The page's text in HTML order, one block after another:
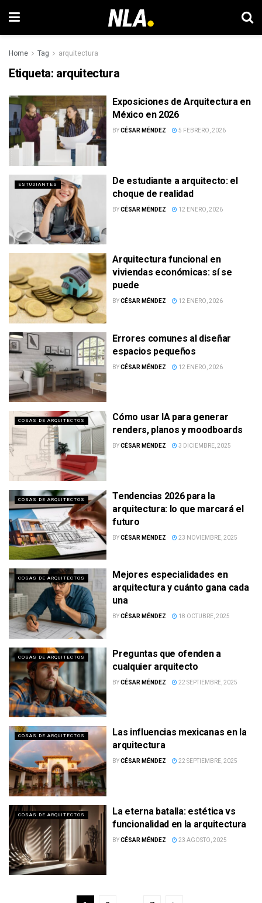
Home Tag arquitectura
Etiqueta: arquitectura
Exposiciones de Arquitectura en
México en 2026
BYCÉSAR MÉNDEZ 5 FEBRERO, 2026
ESTUDIANTES
De estudiante a arquitecto: el
choque de realidad
BYCÉSAR MÉNDEZ 12 ENERO, 2026
Arquitectura funcional en
viviendas económicas: sí se
puede
BYCÉSAR MÉNDEZ 12 ENERO, 2026
Errores comunes al diseñar
espacios pequeños
BYCÉSAR MÉNDEZ 12 ENERO, 2026
COSAS DE ARQUITECTOS
Cómo usar IA para generar
renders, planos y moodboards
BYCÉSAR MÉNDEZ 3 DICIEMBRE, 2025
COSAS DE ARQUITECTOS
Tendencias 2026 para la
arquitectura: lo que marcará el
futuro
BYCÉSAR MÉNDEZ 23 NOVIEMBRE, 2025
COSAS DE ARQUITECTOS
Mejores especialidades en
arquitectura y cuánto gana cada
una
BYCÉSAR MÉNDEZ 18 OCTUBRE, 2025
COSAS DE ARQUITECTOS
Preguntas que ofenden a
cualquier arquitecto
BYCÉSAR MÉNDEZ 22 SEPTIEMBRE, 2025
COSAS DE ARQUITECTOS
Las influencias mexicanas en la
arquitectura
BYCÉSAR MÉNDEZ 22 SEPTIEMBRE, 2025
COSAS DE ARQUITECTOS
La eterna batalla: estética vs
funcionalidad en la arquitectura
BYCÉSAR MÉNDEZ 23 AGOSTO, 2025